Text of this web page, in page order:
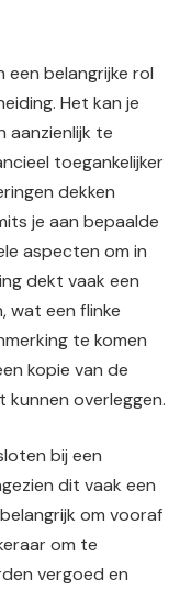
belangrijke rol
Het kan je
aanzienlijk te
toegankelijker
dekken
je aan bepaalde
aspecten om in
dekt vaak een
wat een flinke
te komen
kopie van de
overleggen.
bij een
dit vaak een
om vooraf
om te
vergoed en